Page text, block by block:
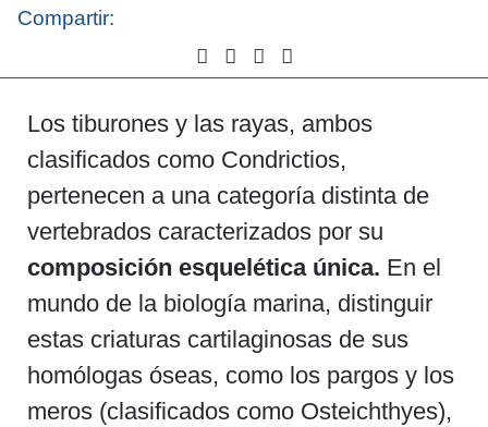
Compartir:
Los tiburones y las rayas, ambos
clasificados como Condrictios,
pertenecen a una categoría distinta de
vertebrados caracterizados por su
composición esquelética única. En el
mundo de la biología marina, distinguir
estas criaturas cartilaginosas de sus
homólogas óseas, como los pargos y los
meros (clasificados como Osteichthyes),